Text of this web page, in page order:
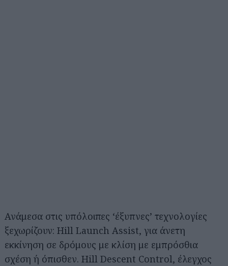
Ανάμεσα στις υπόλοιπες ‘έξυπνες’ τεχνολογίες
ξεχωρίζουν: Hill Launch Assist, για άνετη
εκκίνηση σε δρόμους με κλίση με εμπρόσθια
σχέση ή όπισθεν. Hill Descent Control, έλεγχος